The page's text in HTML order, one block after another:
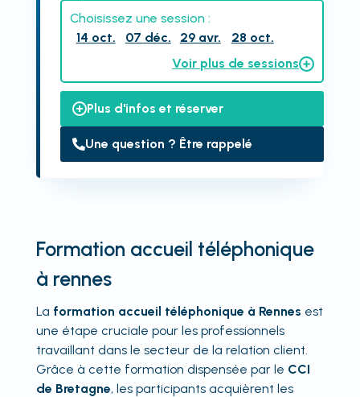
Choisissez une session :
14 oct.
07 déc. 29 avr.
28 oct.
Voir plus de sessions
Plus d'infos et réserver
Une question ? Être rappelé
Formation accueil téléphonique
à rennes
La formation accueil téléphonique à Rennes est
une étape cruciale pour les professionnels
travaillant dans le secteur de la relation client.
Grâce à cette formation dispensée par le CCI
de Bretagne, les participants acquièrent les